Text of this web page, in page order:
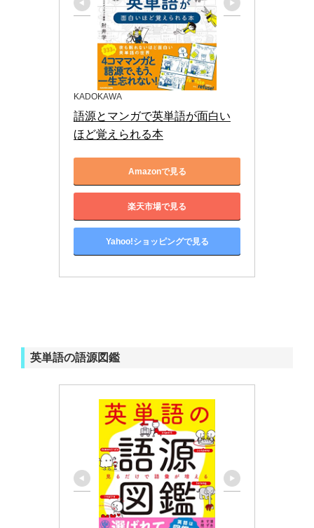
KADOKAWA
語源とマンガで英単語が面白い
ほど覚えられる本
Amazonで見る
楽天市場で見る
Yahoo!ショッピングで見る
英単語の語源図鑑